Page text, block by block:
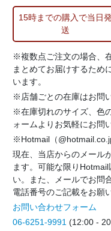
15時までの購入で当日発
送
※複数点ご注文の場合、
まとめてお届けするため
います。
※店舗ごとの在庫はお問
※在庫切れのサイズ、色
ォームよりお気軽にお問
※Hotmail（
現在、当店からのメール
ます。可能な限り
い。また、メールでお問
電話番号のご記載をお願
お問い合わせフォーム
06-6251-9991 (12:00 -